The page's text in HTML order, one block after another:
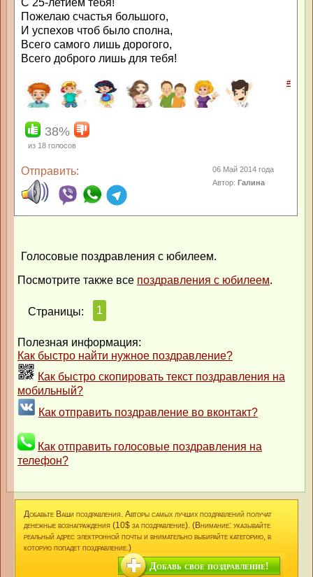
С 25-летием тебя!
Пожелаю счастья большого,
И успехов чтоб было сполна,
Всего самого лишь дорогого,
Всего доброго лишь для тебя!
#
38%
из 18 голосов
Отправить:
06 Май 2014 года
Автор:Галина
Голосовые поздравления с юбилеем.
Посмотрите также все поздравления с юбилеем.
Страницы: 1
Полезная информация:
Как быстро найти нужное поздравление?
Как быстро скопировать текст поздравления на
мобильный?
Как отправить поздравление во вконтакт?
Как отправить голосовые поздравления на
телефон?
Добавьте Ваши поздравления. Авторы самых лучших поздравлений получат
денежные вознаграждения (10$ за поздравление). (Внимание: указывайте
реальный адрес электронной почты и внимательно выбирайте категорию, в
которую попадет поздравление.)
Добавь свое поздравление!